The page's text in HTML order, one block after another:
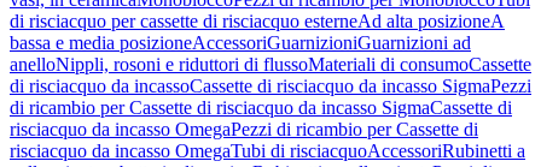
di risciacquo per cassette di risciacquo esterneAd alta posizioneA
bassa e media posizioneAccessoriGuarnizioniGuarnizioni ad
anelloNippli, rosoni e riduttori di flussoMateriali di consumoCassette
di risciacquo da incassoCassette di risciacquo da incasso SigmaPezzi
di ricambio per Cassette di risciacquo da incasso SigmaCassette di
risciacquo da incasso OmegaPezzi di ricambio per Cassette di
risciacquo da incasso OmegaTubi di risciacquoAccessoriRubinetti a